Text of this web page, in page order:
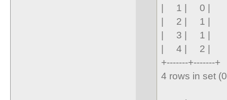
| 1 | 0 |
| 2 | 1 |
| 3 | 1 |
| 4 | 2 |
+-------+-------+
4 rows in set